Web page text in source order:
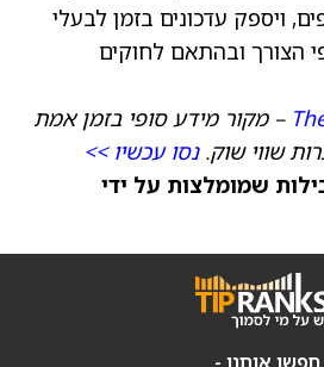
ויספק עדכונים בזמן לבעלי
הצורך ובהתאם לחוקים
– מקור מידע סופי בזמן אמת
שווי שוק.נסו עכשיו >>
שמומלצות על ידי